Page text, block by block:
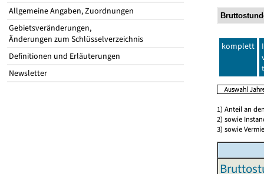
Allgemeine Angaben, Zuordnungen
Gebietsveränderungen,
Änderungen zum Schlüsselverzeichnis
Definitionen und Erläuterungen
Newsletter
komplett
1) Anteil an
2) sowie
3) sowie